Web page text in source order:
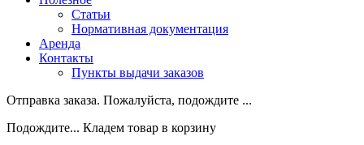
Статьи
Нормативная документация
Аренда
Контакты
Пункты выдачи заказов
Отправка заказа. Пожалуйста, подождите ...
Подождите... Кладем товар в корзину